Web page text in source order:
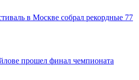
в Москве собрал рекордные 77
прошел финал чемпионата